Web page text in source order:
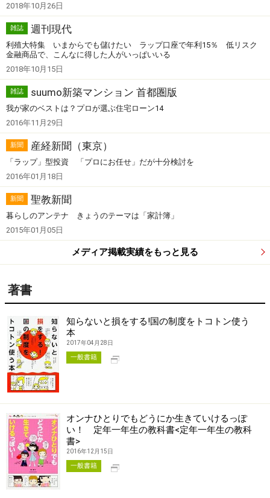
2018年10月26日
雑誌 週刊現代
利殖大特集 いまからでも儲けたい ラップ口座で年利15％ 低リスク
金融商品で、こんなに得した人がいっぱいいる
2018年10月15日
雑誌 suumo新築マンション 首都圏版
我が家のベストは？プロが選ぶ住宅ローン14
2016年11月29日
新聞 産経新聞（東京）
「ラップ」型投資 「プロにお任せ」だが十分検討を
2016年01月18日
新聞 聖教新聞
暮らしのアンテナ きょうのテーマは「家計簿」
2015年01月05日
メディア掲載実績をもっと見る
著書
知らないと損をする!国の制度をトコトン使う
本
2017年04月28日
一般書籍
オンナひとりでもどうにか生きていけるっぽ
い！ 定年一年生の教科書<定年一年生の教科
書>
2016年12月15日
一般書籍